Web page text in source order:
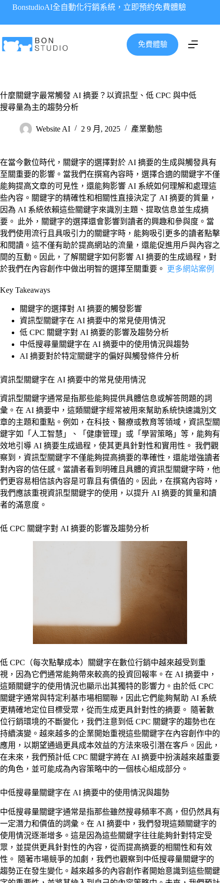
要
內
BonstudioAI全自動化行銷系統，立即預約免費體驗
免費體驗
什麼關鍵字最常觸發 AI 摘要？以資訊型、低 CPC 與中低
搜尋量為主的趨勢分析
Website AI 2 9 月, 2025 產業動態
在當今數位時代，關鍵字的選擇對於 AI 摘要的生成與觸發具有
至關重要的影響。當我們在撰寫內容時，選擇合適的關鍵字不僅
能夠提高文章的可見性，還能夠影響 AI 系統如何理解和處理這
些內容。關鍵字的精確性和相關性直接決定了 AI 摘要的質量，
因為 AI 系統依賴這些關鍵字來識別主題、提取信息並生成摘
要。 此外，關鍵字的選擇還會影響到讀者的興趣和參與度。當
我們使用流行且具吸引力的關鍵字時，能夠吸引更多的讀者點擊
和閱讀。這不僅有助於提高網站的流量，還能促進用戶與內容之
間的互動。因此，了解關鍵字如何影響 AI 摘要的生成過程，對
於我們在內容創作中做出明智的選擇至關重要。
更多網站案例
Key Takeaways
關鍵字的選擇對 AI 摘要的觸發影響
資訊型關鍵字在 AI 摘要中的常見使用情況
低 CPC 關鍵字對 AI 摘要的影響及趨勢分析
中低搜尋量關鍵字在 AI 摘要中的使用情況與趨勢
AI 摘要對於特定關鍵字的偏好與觸發條件分析
資訊型關鍵字在 AI 摘要中的常見使用情況
資訊型關鍵字通常是指那些能夠提供具體信息或解答問題的詞
彙。在 AI 摘要中，這類關鍵字經常被用來幫助系統快速識別文
章的主題和重點。例如，在科技、醫療或教育等領域，資訊型關
鍵字如「人工智慧」、「健康管理」或「學習策略」等，能夠有
效地引導 AI 摘要生成過程，使其更具針對性和實用性。 我們觀
察到，資訊型關鍵字不僅能夠提高摘要的準確性，還能增強讀者
對內容的信任感。當讀者看到明確且具體的資訊型關鍵字時，他
們更容易相信該內容是可靠且有價值的。因此，在撰寫內容時，
我們應該重視資訊型關鍵字的使用，以提升 AI 摘要的質量和讀
者的滿意度。
低 CPC 關鍵字對 AI 摘要的影響及趨勢分析
低 CPC（每次點擊成本）關鍵字在數位行銷中越來越受到重
視，因為它們通常能夠帶來較高的投資回報率。在 AI 摘要中，
這類關鍵字的使用情況也顯示出其獨特的影響力。由於低 CPC
關鍵字通常與特定利基市場相關聯，因此它們能夠幫助 AI 系統
更精確地定位目標受眾，從而生成更具針對性的摘要。 隨著數
位行銷環境的不斷變化，我們注意到低 CPC 關鍵字的趨勢也在
持續演變。越來越多的企業開始重視這些關鍵字在內容創作中的
應用，以期望通過更具成本效益的方法來吸引潛在客戶。因此，
在未來，我們預計低 CPC 關鍵字將在 AI 摘要中扮演越來越重要
的角色，並可能成為內容策略中的一個核心組成部分。
中低搜尋量關鍵字在 AI 摘要中的使用情況與趨勢
中低搜尋量關鍵字通常是指那些雖然搜尋頻率不高，但仍然具有
一定潛力和價值的詞彙。在 AI 摘要中，我們發現這類關鍵字的
使用情況逐漸增多。這是因為這些關鍵字往往能夠針對特定受
眾，並提供更具針對性的內容，從而提高摘要的相關性和有效
性。 隨著市場競爭的加劇，我們也觀察到中低搜尋量關鍵字的
趨勢正在發生變化。越來越多的內容創作者開始意識到這些關鍵